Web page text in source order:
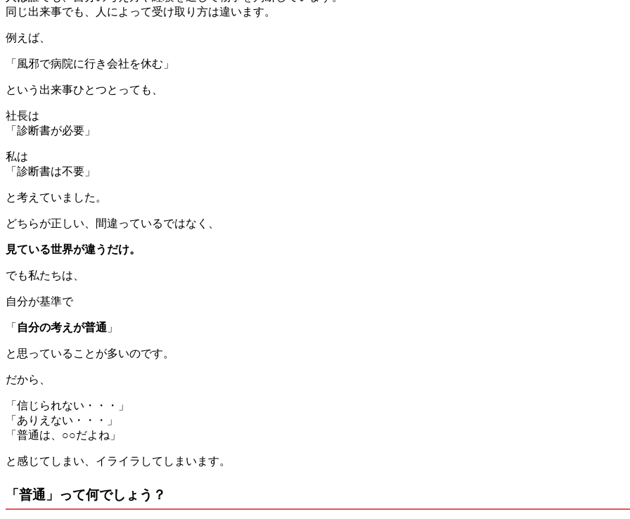
同じ出来事でも、人によって受け取り方は違います。
例えば、
「風邪で病院に行き会社を休む」
という出来事ひとつとっても、
社長は
「診断書が必要」
私は
「診断書は不要」
と考えていました。
どちらが正しい、間違っているではなく、
見ている世界が違うだけ。
でも私たちは、
自分が基準で
「 自分の考えが普通 」
と思っていることが多いのです。
だから、
「信じられない・・・」
「ありえない・・・」
「普通は、○○だよね」
と感じてしまい、イライラしてしまいます。
「普通」って何でしょう？